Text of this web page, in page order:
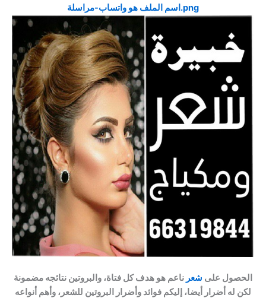
الحصول على شعر ناعم هو هدف كل فتاة، والبروتين نتائجه مضمونة
لكن له أضرار أيضا، إليكم فوائد وأضرار البروتين للشعر، وأهم أنواعه